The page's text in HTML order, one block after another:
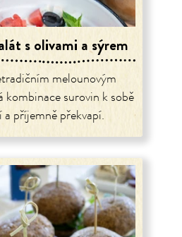
s olivami a sýrem
melounovým
kombinace surovin k sobě
a příjemně překvapí.